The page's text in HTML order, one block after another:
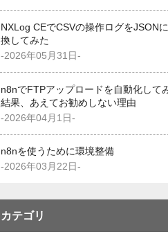
NXLog CEでCSVの操作ログをJSON
換してみた
-2026年05月31日-
n8nでFTPアップロードを自動化して
結果、あえてお勧めしない理由
-2026年04月1日-
n8nを使うために環境整備
-2026年03月22日-
カテゴリ